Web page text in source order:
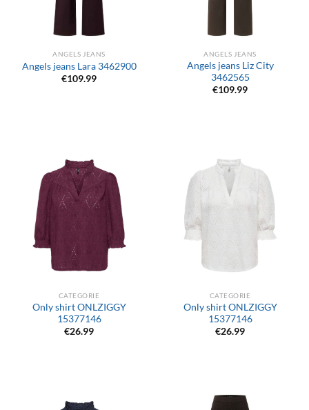
ANGELS JEANS
Angels jeans Lara 3462900
€109.99
ANGELS JEANS
Angels jeans Liz City
3462565
€109.99
CATEGORIE
Only shirt ONLZIGGY
15377146
€26.99
CATEGORIE
Only shirt ONLZIGGY
15377146
€26.99